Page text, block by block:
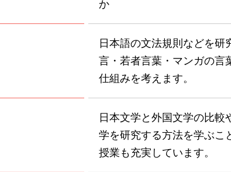
か
日本語の文法規則などを
言・若者言葉・マンガの言
仕組みを考えます。
日本文学と外国文学の比較
学を研究する方法を学ぶこ
授業も充実しています。